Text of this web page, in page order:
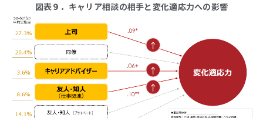
図表９．キャリア相談の相手と変化適応力への影響